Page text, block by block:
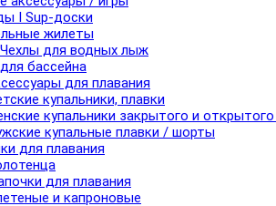
I Sup-доски
жилеты
для водных лыж
бассейна
для плавания
купальники, плавки
купальники закрытого и
купальные плавки / шорты
для плавания
для плавания
и капроновые